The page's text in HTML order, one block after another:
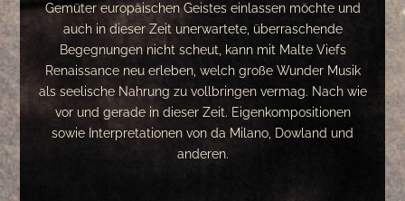
Renaissance
Gemüter europäischen Geistes einlassen möchte und
auch in dieser Zeit unerwartete, überraschende
Begegnungen nicht scheut, kann mit Malte Viefs
Renaissance neu erleben, welch große Wunder Musik
als seelische Nahrung zu vollbringen vermag. Nach wie
vor und gerade in dieser Zeit. Eigenkompositionen
sowie Interpretationen von da Milano, Dowland und
anderen.